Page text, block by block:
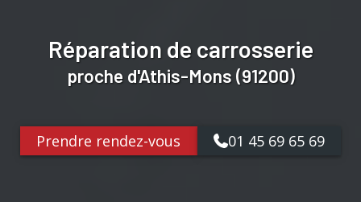
Réparation de carrosserie
proche d'Athis-Mons (91200)
Prendre rendez-vous 01 45 69 65 69